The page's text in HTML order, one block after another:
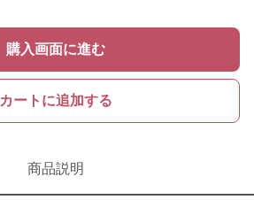
購入画面に進む
カートに追加する
商品説明